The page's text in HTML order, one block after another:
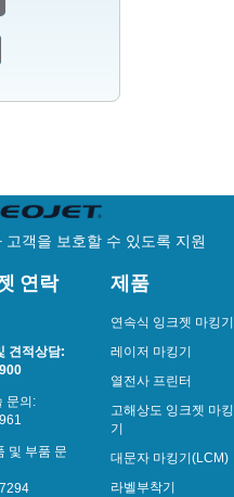
고객을 보호할 수 있도록 지원
연락
견적상담:
문의:
및 부품 문
제품
연속식 잉크젯 마킹기
레이저 마킹기
열전사 프린터
고해상도 잉크젯 마킹
기
대문자 마킹기(LCM)
라벨부착기